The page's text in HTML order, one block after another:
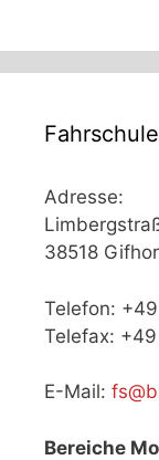
Adresse:
38518
Telefon:
Telefax:
E-Mail:
Bereiche